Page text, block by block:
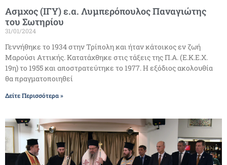
Ασμχος (ΙΓΥ) ε.α. Λυμπερόπουλος Παναγιώτης
του Σωτηρίου
31/01/2024
Γεννήθηκε το 1934 στην Τρίπολη και ήταν κάτοικος εν ζωή
Μαρούσι Αττικής. Κατατάχθηκε στις τάξεις της Π.Α. (Ε.Κ.Ε.Χ.
19η) το 1955 και αποστρατεύτηκε το 1977. Η εξόδιος ακολουθία
θα πραγματοποιηθεί
Δείτε Περισσότερα »